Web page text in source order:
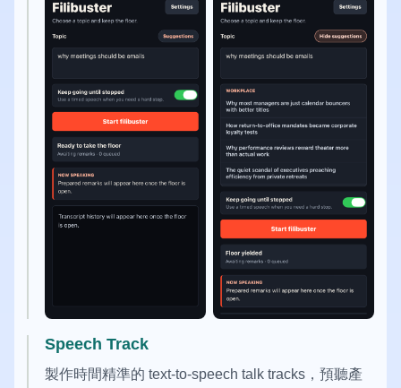
Speech Track
製作時間精準的 text-to-speech talk tracks，預聽產